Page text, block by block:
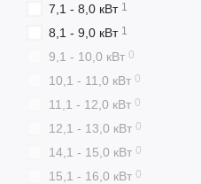
7,1 - 8,0 кВт 1
8,1 - 9,0 кВт 1
9,1 - 10,0 кВт 0
10,1 - 11,0 кВт 0
11,1 - 12,0 кВт 0
12,1 - 13,0 кВт 0
14,1 - 15,0 кВт 0
15,1 - 16,0 кВт 0